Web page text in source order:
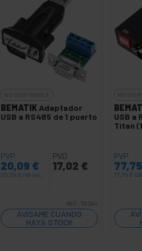
BEMATIK Adaptador
USB a RS485 de 1 puerto
PVP
20,09 €
20,09 € IVA inc.
PVD
17,02 €
REF: TS094
AVÍSAME CUANDO
HAYA STOCK
USB
Titan
PVP
77,75 €